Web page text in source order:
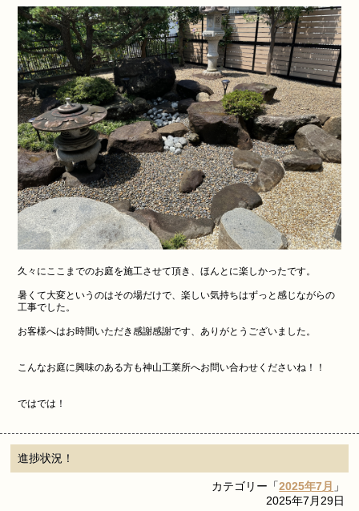
久々にここまでのお庭を施工させて頂き、ほんとに楽しかったです。
暑くて大変というのはその場だけで、楽しい気持ちはずっと感じながらの
工事でした。
お客様へはお時間いただき感謝感謝です、ありがとうございました。
こんなお庭に興味のある方も神山工業所へお問い合わせくださいね！！
ではでは！
進捗状況！
カテゴリー「2025年7月 」
2025年7月29日